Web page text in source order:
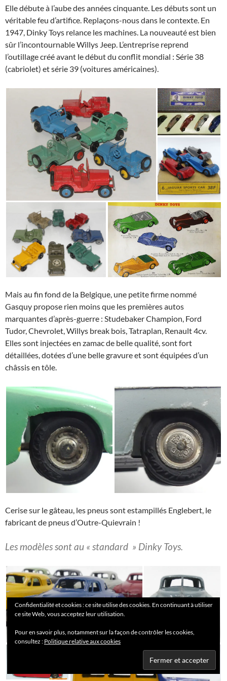
Elle débute à l’aube des années cinquante. Les débuts sont un
véritable feu d’artifice. Replaçons-nous dans le contexte. En
1947, Dinky Toys relance les machines. La nouveauté est bien
sûr l’incontournable Willys Jeep. L’entreprise reprend
l’outillage créé avant le début du conflit mondial : Série 38
(cabriolet) et série 39 (voitures américaines).
Mais au fin fond de la Belgique, une petite firme nommé
Gasquy propose rien moins que les premières autos
marquantes d’après-guerre : Studebaker Champion, Ford
Tudor, Chevrolet, Willys break bois, Tatraplan, Renault 4cv.
Elles sont injectées en zamac de belle qualité, sont fort
détaillées, dotées d’une belle gravure et sont équipées d’un
châssis en tôle.
Cerise sur le gâteau, les pneus sont estampillés Englebert, le
fabricant de pneus d’Outre-Quievrain !
Les modèles sont au « standard » Dinky Toys.
Confidentialité et cookies : ce site utilise des cookies. En continuant à utiliser
ce site Web, vous acceptez leur utilisation.
Pour en savoir plus, notamment sur la façon de contrôler les cookies,
consultez : Politique relative aux cookies